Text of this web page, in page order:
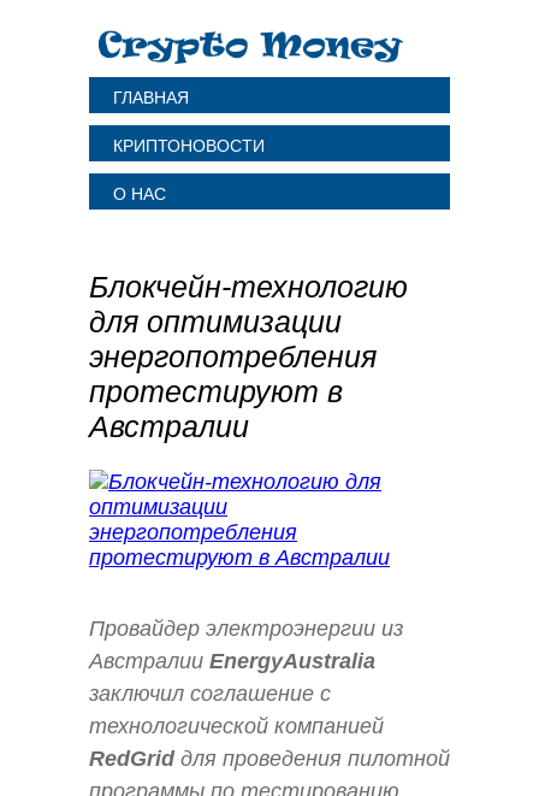
ГЛАВНАЯ
КРИПТОНОВОСТИ
О НАС
Блокчейн-технологию
для оптимизации
энергопотребления
протестируют в
Австралии
Провайдер электроэнергии из
Австралии EnergyAustralia
заключил соглашение с
технологической компанией
RedGrid для проведения пилотной
программы по тестированию